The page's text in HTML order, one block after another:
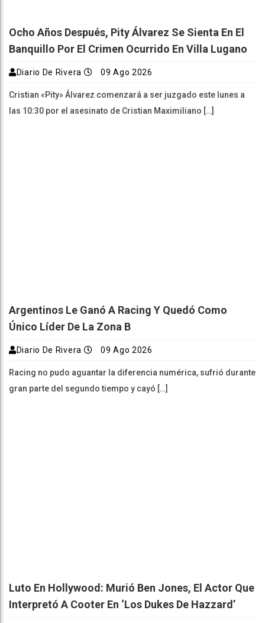
Ocho Años Después, Pity Álvarez Se Sienta En El
Banquillo Por El Crimen Ocurrido En Villa Lugano
Diario De Rivera 09 Ago 2026
Cristian «Pity» Álvarez comenzará a ser juzgado este lunes a
las 10:30 por el asesinato de Cristian Maximiliano […]
Argentinos Le Ganó A Racing Y Quedó Como
Único Líder De La Zona B
Diario De Rivera 09 Ago 2026
Racing no pudo aguantar la diferencia numérica, sufrió durante
gran parte del segundo tiempo y cayó […]
Luto En Hollywood: Murió Ben Jones, El Actor Que
Interpretó A Cooter En ‘Los Dukes De Hazzard’